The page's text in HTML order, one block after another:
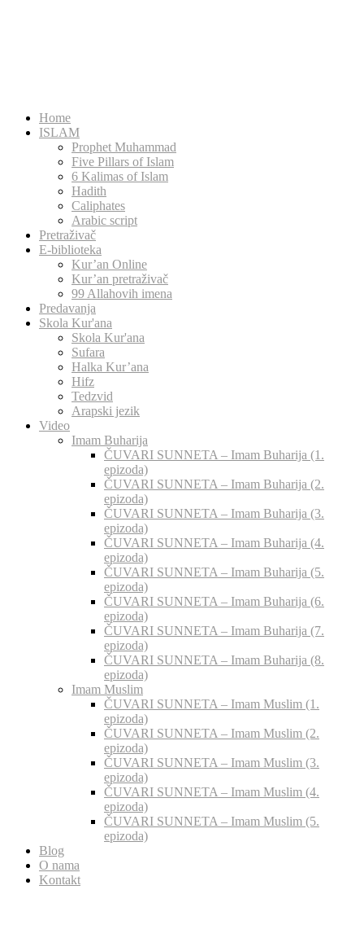
Home
ISLAM
Prophet Muhammad
Five Pillars of Islam
6 Kalimas of Islam
Hadith
Caliphates
Arabic script
Pretraživač
E-biblioteka
Kur’an Online
Kur’an pretraživač
99 Allahovih imena
Predavanja
Skola Kur'ana
Skola Kur'ana
Sufara
Halka Kur’ana
Hifz
Tedzvid
Arapski jezik
Video
Imam Buharija
ČUVARI SUNNETA – Imam Buharija (1.
epizoda)
ČUVARI SUNNETA – Imam Buharija (2.
epizoda)
ČUVARI SUNNETA – Imam Buharija (3.
epizoda)
ČUVARI SUNNETA – Imam Buharija (4.
epizoda)
ČUVARI SUNNETA – Imam Buharija (5.
epizoda)
ČUVARI SUNNETA – Imam Buharija (6.
epizoda)
ČUVARI SUNNETA – Imam Buharija (7.
epizoda)
ČUVARI SUNNETA – Imam Buharija (8.
epizoda)
Imam Muslim
ČUVARI SUNNETA – Imam Muslim (1.
epizoda)
ČUVARI SUNNETA – Imam Muslim (2.
epizoda)
ČUVARI SUNNETA – Imam Muslim (3.
epizoda)
ČUVARI SUNNETA – Imam Muslim (4.
epizoda)
ČUVARI SUNNETA – Imam Muslim (5.
epizoda)
Blog
O nama
Kontakt